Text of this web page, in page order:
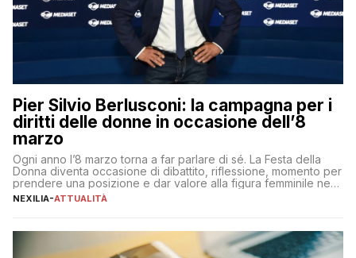
Pier Silvio Berlusconi: la campagna per i
diritti delle donne in occasione dell’8
marzo
Ogni anno l’8 marzo torna a far parlare di sé. La Festa della
Donna diventa occasione di dibattito, riflessione, momento per
prendere una posizione e dar valore alla figura femminile nella
sua complessità e crucialità. A lanciare un messaggio “forte e
NEXILIA-ATTUALITÀ